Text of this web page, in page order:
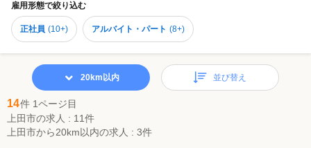
雇用形態で絞り込む
正社員 (10+) アルバイト・パート (8+)
14件 1ページ目
上田市の求人 : 11件
上田市から20km以内の求人 : 3件
20km以内 並び替え